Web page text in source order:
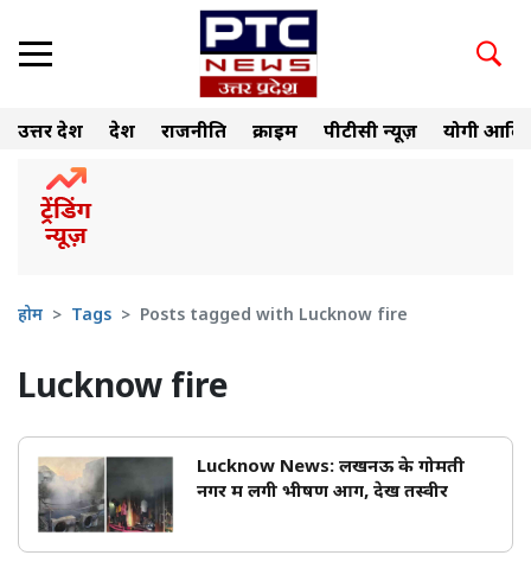
उत्तर प्रदेश देश राजनीति क्राइम पीटीसी न्यूज़ योगी
होम Tags Posts tagged with Lucknow fire
Lucknow fire
Lucknow News: लखनऊ के गोमती
नगर में लगी भीषण आग, देखें तस्वीरें